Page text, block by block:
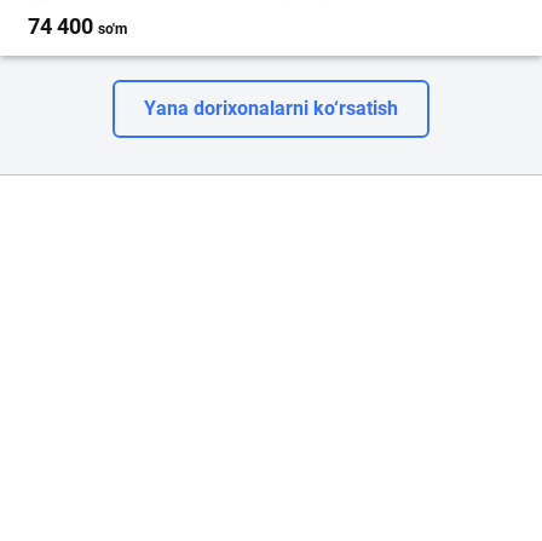
74 400 so'm
Yana dorixonalarni ko‘rsatish